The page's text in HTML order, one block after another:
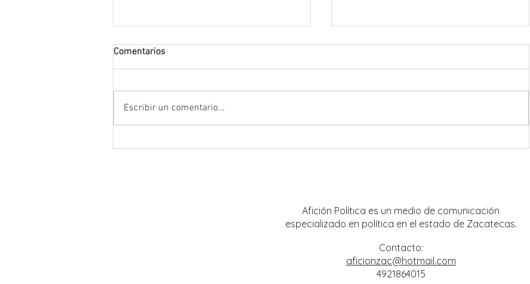
Comentarios
Escribir un comentario...
Afición Política es un medio de comunicación
especializado en política en el estado de Zacatecas.
Contacto:
aficionzac@hotmail.com
4921864015